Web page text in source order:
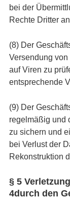
bei der
Rechte Dritter
(8) Der
Versendung
auf Viren zu
entsprechende
(9) Der
regelmäßig und
zu sichern und
bei Verlust der
Rekonstruktion
§ 5
4durch den